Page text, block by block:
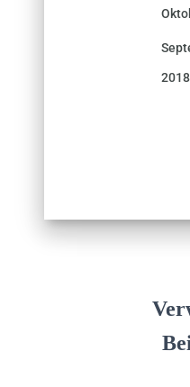
2018